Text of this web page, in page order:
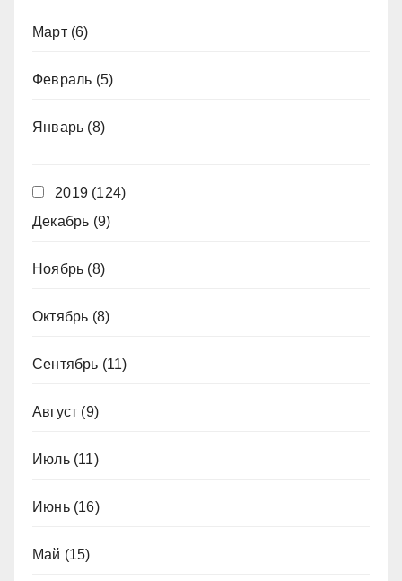
Март(6)
Февраль (5)
Январь (8)
2019 (124)
Декабрь (9)
Ноябрь (8)
Октябрь (8)
Сентябрь (11)
Август (9)
Июль(11)
Июнь(16)
Май (15)